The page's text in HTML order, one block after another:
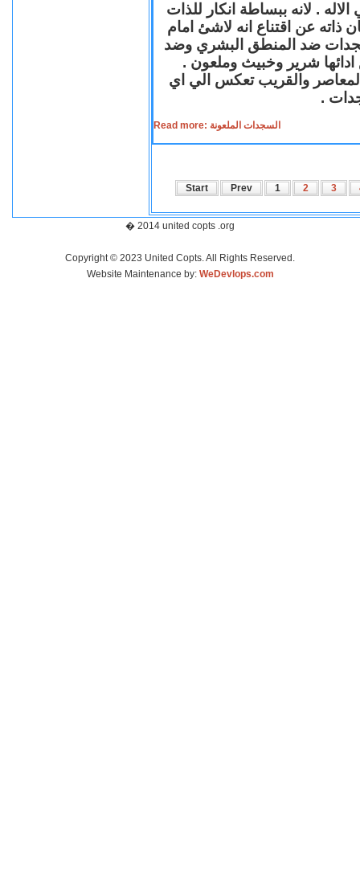
. لانه ببساطة انكار للذات
ذاته عن اقتناع انه لاشئ امام
ضد المنطق البشري وضد
ادائها شرير وخبيث وملعون .
المعاصر والقريب تعكس الي اي
.
Read more: السجدات الملعونة
Start Prev 1 2 3
� 2014 united copts .org
Copyright © 2023 United Copts. All Rights Reserved.
Website Maintenance by: WeDevlops.com